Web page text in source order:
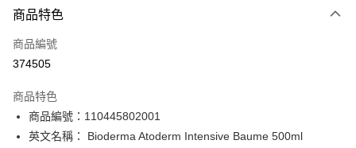
信用卡
Apple Pay
PayMe
WeChat Pay
商品特色
商品編號
374505
商品特色
商品編號：110445802001
英文名稱： Bioderma Atoderm Intensive Baume 500ml